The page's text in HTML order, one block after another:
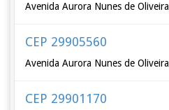
Avenida Aurora Nunes de Oliveira
CEP 29905560
Avenida Aurora Nunes de Oliveira
CEP 29901170